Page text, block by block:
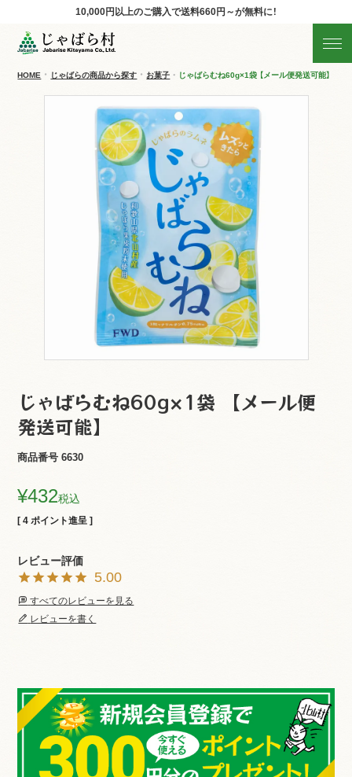
10,000円以上のご購入で送料660円～が無料に！
HOME じゃばらの商品から探す お菓子 じゃばらむね60g×1袋 【メール便発送可能】
じゃばらむね60g×1袋 【メール便
発送可能】
商品番号 6630
¥432税込
[ 4 ポイント進呈 ]
5.00
すべてのレビューを見る
レビューを書く
じゃばらの商品を探す
産地直送!旬の商品
商品の分類から探す
すべての商品を見る